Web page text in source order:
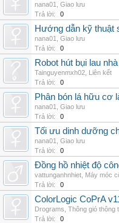
nana01
Giao lưu
Trả lời:
0
Hướng dẫn kỹ thuật
nana01
Giao lưu
Trả lời:
0
Robot hút bụi lau
Tainguyenmxh02 Liên kết
Trả lời:
0
Phân bón lá hữu cơ
nana01
Giao lưu
Trả lời:
0
Tối ưu dinh dưỡng
nana01
Giao lưu
Trả lời:
0
Đồng hồ nhiệt độ
vattunganhnhiet Máy móc
Trả lời:
0
ColorLogic CoPrA
Drograms Thông gió thông
Trả lời:
0